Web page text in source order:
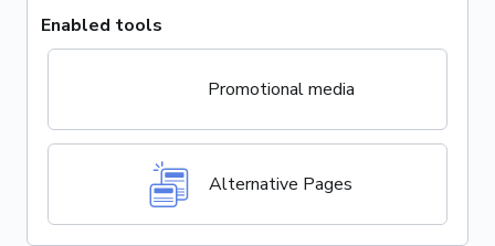
Enabled tools
Promotional media
Alternative Pages